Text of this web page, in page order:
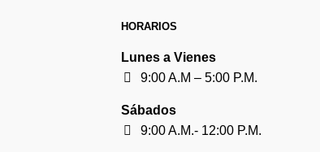
HORARIOS
Lunes a Vienes
9:00 A.M – 5:00 P.M.
Sábados
9:00 A.M.- 12:00 P.M.